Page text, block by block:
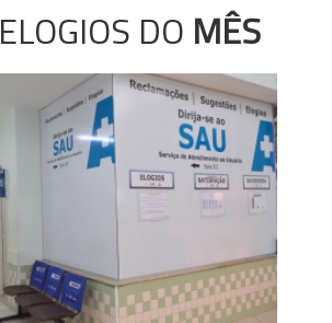
ELOGIOS DO MÊS